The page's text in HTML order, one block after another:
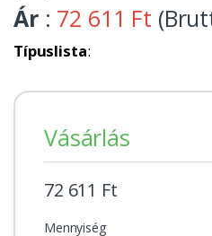
Ár : 72 611 Ft
Típuslista:
Vásárlás
72 611 Ft
Mennyiség